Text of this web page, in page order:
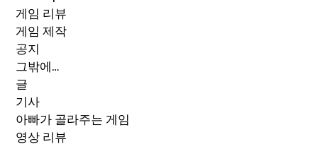
게임 리뷰
게임 제작
공지
그밖에…
글
기사
아빠가 골라주는 게임
영상 리뷰